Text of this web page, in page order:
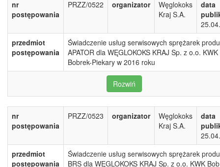
nr
postępowania
PRZZ/0522 organizator
Węglokoks
Kraj S.A.
data
przedmiot
postępowania
Świadczenie usług serwisowych sprężarek
APATOR dla WĘGLOKOKS KRAJ Sp. z o.o. KWK
Bobrek-Piekary w 2016 roku
Rozwiń
nr
postępowania
PRZZ/0523 organizator
Węglokoks
Kraj S.A.
data
przedmiot
postępowania
Świadczenie usług serwisowych sprężarek
BRS dla WĘGLOKOKS KRAJ Sp. z o.o. KWK